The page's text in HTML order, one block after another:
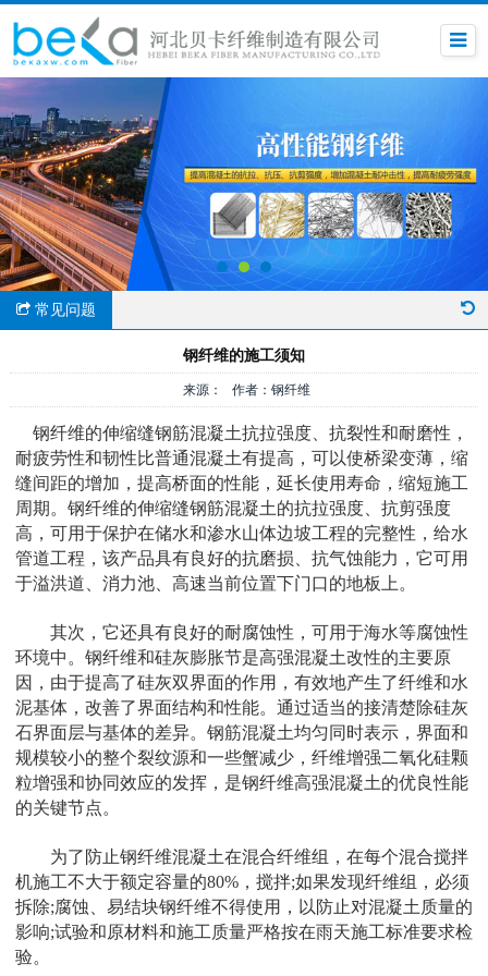
常见问题
钢纤维的施工须知
来源： 作者：钢纤维
钢纤维的伸缩缝钢筋混凝土抗拉强度、抗裂性和耐磨性，
耐疲劳性和韧性比普通混凝土有提高，可以使桥梁变薄，缩
缝间距的增加，提高桥面的性能，延长使用寿命，缩短施工
周期。钢纤维的伸缩缝钢筋混凝土的抗拉强度、抗剪强度
高，可用于保护在储水和渗水山体边坡工程的完整性，给水
管道工程，该产品具有良好的抗磨损、抗气蚀能力，它可用
于溢洪道、消力池、高速当前位置下门口的地板上。
其次，它还具有良好的耐腐蚀性，可用于海水等腐蚀性
环境中。钢纤维和硅灰膨胀节是高强混凝土改性的主要原
因，由于提高了硅灰双界面的作用，有效地产生了纤维和水
泥基体，改善了界面结构和性能。通过适当的接清楚除硅灰
石界面层与基体的差异。钢筋混凝土均匀同时表示，界面和
规模较小的整个裂纹源和一些蟹减少，纤维增强二氧化硅颗
粒增强和协同效应的发挥，是钢纤维高强混凝土的优良性能
的关键节点。
为了防止钢纤维混凝土在混合纤维组，在每个混合搅拌
机施工不大于额定容量的80%，搅拌;如果发现纤维组，必须
拆除;腐蚀、易结块钢纤维不得使用，以防止对混凝土质量的
影响;试验和原材料和施工质量严格按在雨天施工标准要求检
验。